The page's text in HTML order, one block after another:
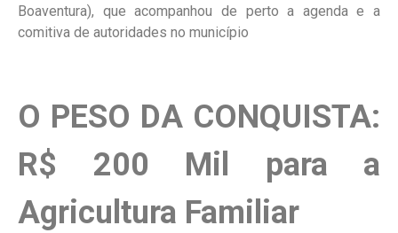
Boaventura), que acompanhou de perto a agenda e a
comitiva de autoridades no município
O PESO DA CONQUISTA:
R$ 200 Mil para a
Agricultura Familiar